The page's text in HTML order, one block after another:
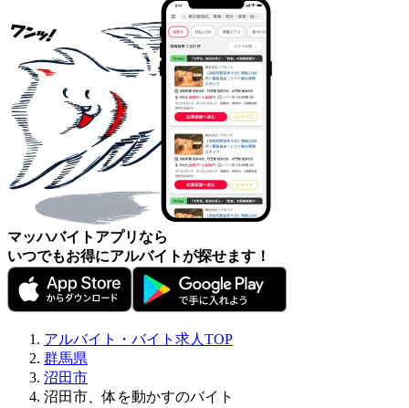
マッハバイトアプリなら
いつでもお得にアルバイトが探せます！
アルバイト・バイト求人TOP
群馬県
沼田市
沼田市、体を動かすのバイト